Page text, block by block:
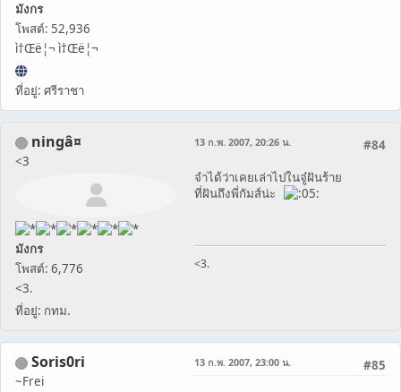
มังกร
โพสต์: 52,936
ì†Œë¦¬ ì†Œë¦¬
ที่อยู่: ศรีราชา
ningâ¤
<3
มังกร
โพสต์: 6,776
<3.
ที่อยู่: กทม.
#84
13 ก.พ. 2007, 20:26 น.
จำได้ว่าเคยเล่าไปในจู๋ฝันร้าย
ที่ฝันถึงพี่กัมส์น่ะ
<3.
Soris0ri
~Frei
#85
13 ก.พ. 2007, 23:00 น.